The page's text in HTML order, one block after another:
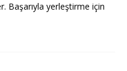
Başarıyla yerleştirme için